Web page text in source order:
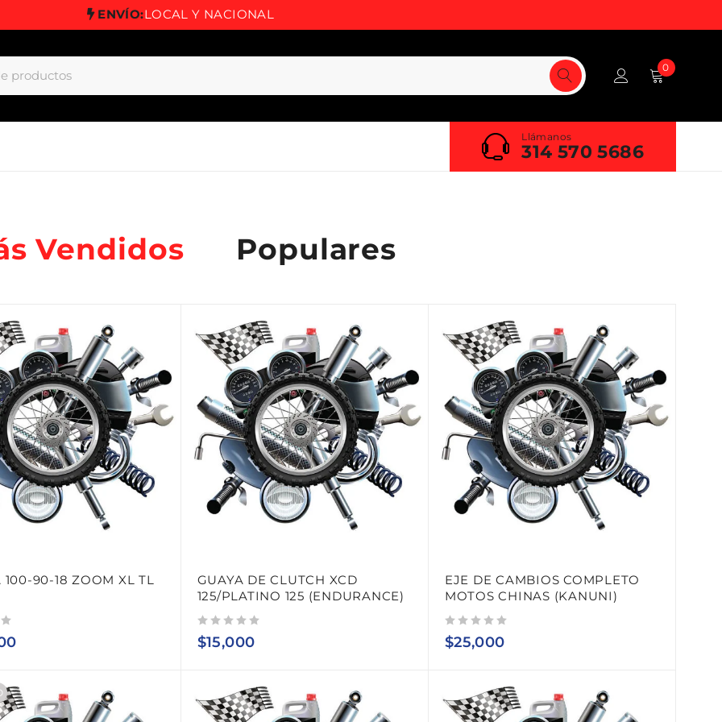
ENVÍO:LOCAL Y NACIONAL
0
Llámanos
314 570 5686
Vendidos Populares
100-90-18 ZOOM XL TL
GUAYA DE CLUTCH XCD
125/PLATINO 125 (ENDURANCE)
$15,000
EJE DE CAMBIOS COMPLETO
MOTOS CHINAS (KANUNI)
$25,000